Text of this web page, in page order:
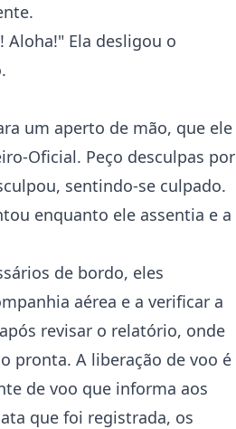
Aloha!" Ela desligou o
um aperto de mão, que ele
Oficial. Peço desculpas por
sentindo-se culpado.
enquanto ele assentia e a
de bordo, eles
aérea e a verificar a
revisar o relatório, onde
pronta. A liberação de voo é
de voo que informa aos
que foi registrada, os